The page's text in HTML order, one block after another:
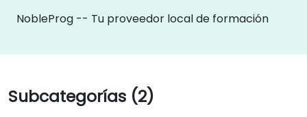
NobleProg -- Tu proveedor local de formación
Subcategorías (2)